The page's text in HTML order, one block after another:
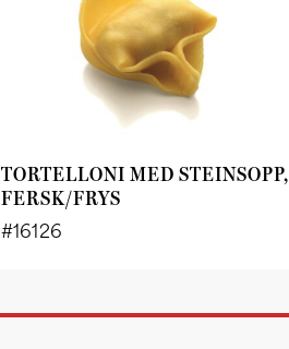
TORTELLONI MED STEINSOPP,
FERSK/FRYS
#16126